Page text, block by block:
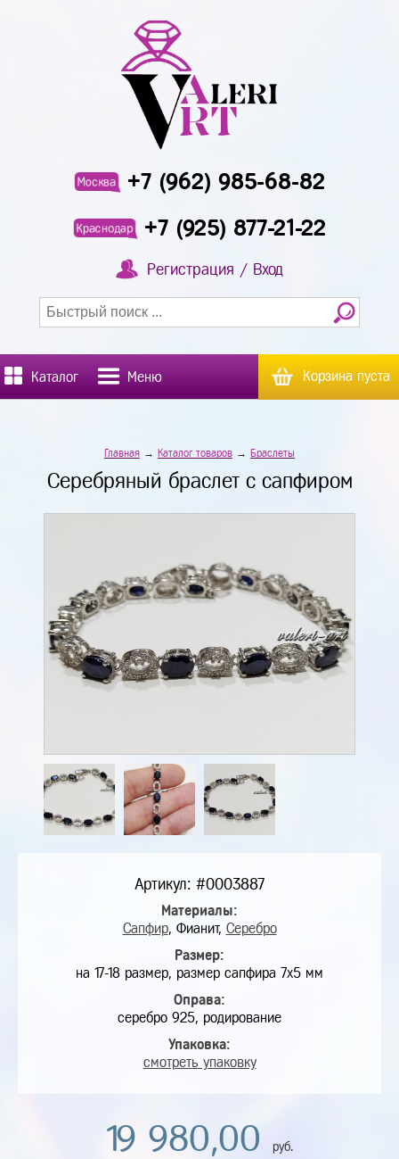
Москва +7 (962) 985-68-82
Краснодар +7 (925) 877-21-22
Регистрация / Вход
Каталог Меню Корзина пуста
Главная → Каталог товаров → Браслеты
Серебряный браслет с сапфиром
Артикул: #0003887
Материалы:
Сапфир, Фианит, Серебро
Размер:
на 17-18 размер, размер сапфира 7х5 мм
Оправа:
серебро 925, родирование
Упаковка:
смотреть упаковку
19 980,00 руб.